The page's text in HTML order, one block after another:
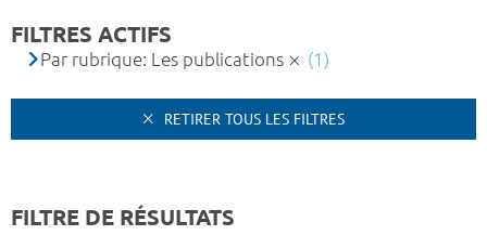
FILTRES ACTIFS
Par rubrique: Les publications (1)
RETIRER TOUS LES FILTRES
FILTRE DE RÉSULTATS